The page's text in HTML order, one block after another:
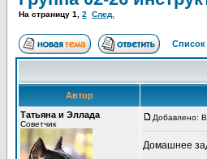
На страницу 1 2 След.
Список
Автор
Татьяна и Эллада
Советчик
Добавлено:
Домашнее